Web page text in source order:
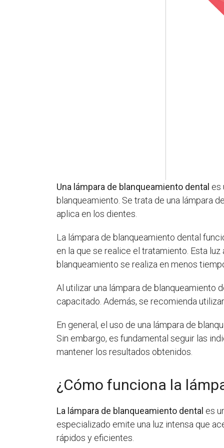
Una lámpara de blanqueamiento dental es
blanqueamiento. Se trata de una lámpara
aplica en los dientes.
La lámpara de blanqueamiento dental
en la que se realice el tratamiento. Esta
blanqueamiento se realiza en menos
Al utilizar una lámpara de blanqueamiento
capacitado. Además, se recomienda
En general, el uso de una lámpara de
Sin embargo, es fundamental seguir las
mantener los resultados obtenidos.
¿Cómo funciona la
La lámpara de blanqueamiento dental es
especializado emite una luz intensa que
rápidos y eficientes.